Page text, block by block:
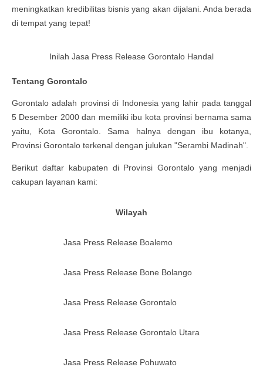
meningkatkan kredibilitas bisnis yang akan dijalani. Anda berada
di tempat yang tepat!
Inilah Jasa Press Release Gorontalo Handal
Tentang Gorontalo
Gorontalo adalah provinsidi Indonesia yang lahir pada tanggal
5 Desember 2000 dan memiliki ibu kota provinsi bernama sama
yaitu, Kota Gorontalo . Sama halnya dengan ibu kotanya,
Provinsi Gorontalo terkenal dengan julukan "Serambi Madinah".
Berikut daftar kabupaten di Provinsi Gorontalo yang menjadi
cakupan layanan kami:
Wilayah
Jasa Press Release Boalemo
Jasa Press Release Bone Bolango
Jasa Press Release Gorontalo
Jasa Press Release Gorontalo Utara
Jasa Press Release Pohuwato